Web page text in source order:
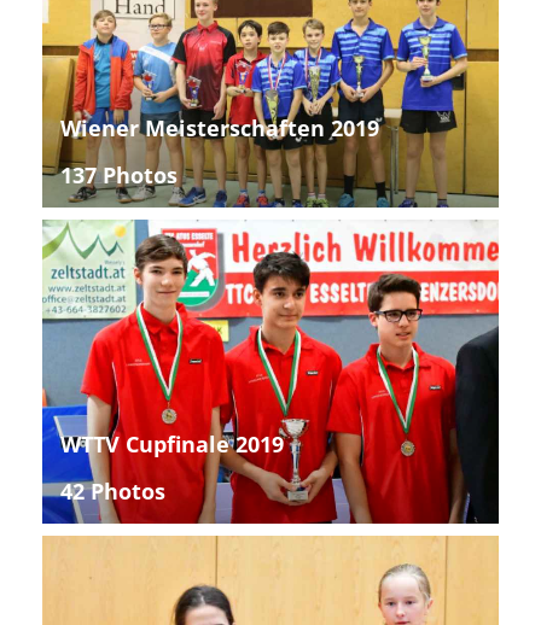
Wiener Meisterschaften 2019
137 Photos
WTTV Cupfinale 2019
42 Photos